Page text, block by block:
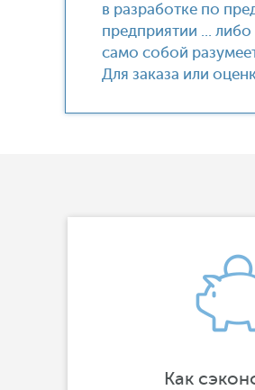
в разработке по
предприятии ...
само собой
Для заказа или
Как